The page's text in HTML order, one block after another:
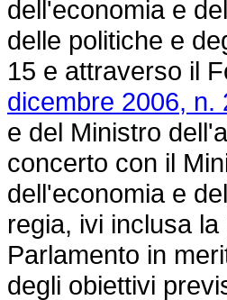
dell'economia e
delle politiche e
15 e attraverso il
dicembre 2006, n.
e del Ministro
concerto con il
dell'economia e
regia, ivi inclusa
Parlamento in
degli obiettivi